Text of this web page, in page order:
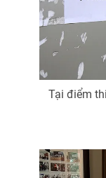
® Cấm sao chép
Tại điểm